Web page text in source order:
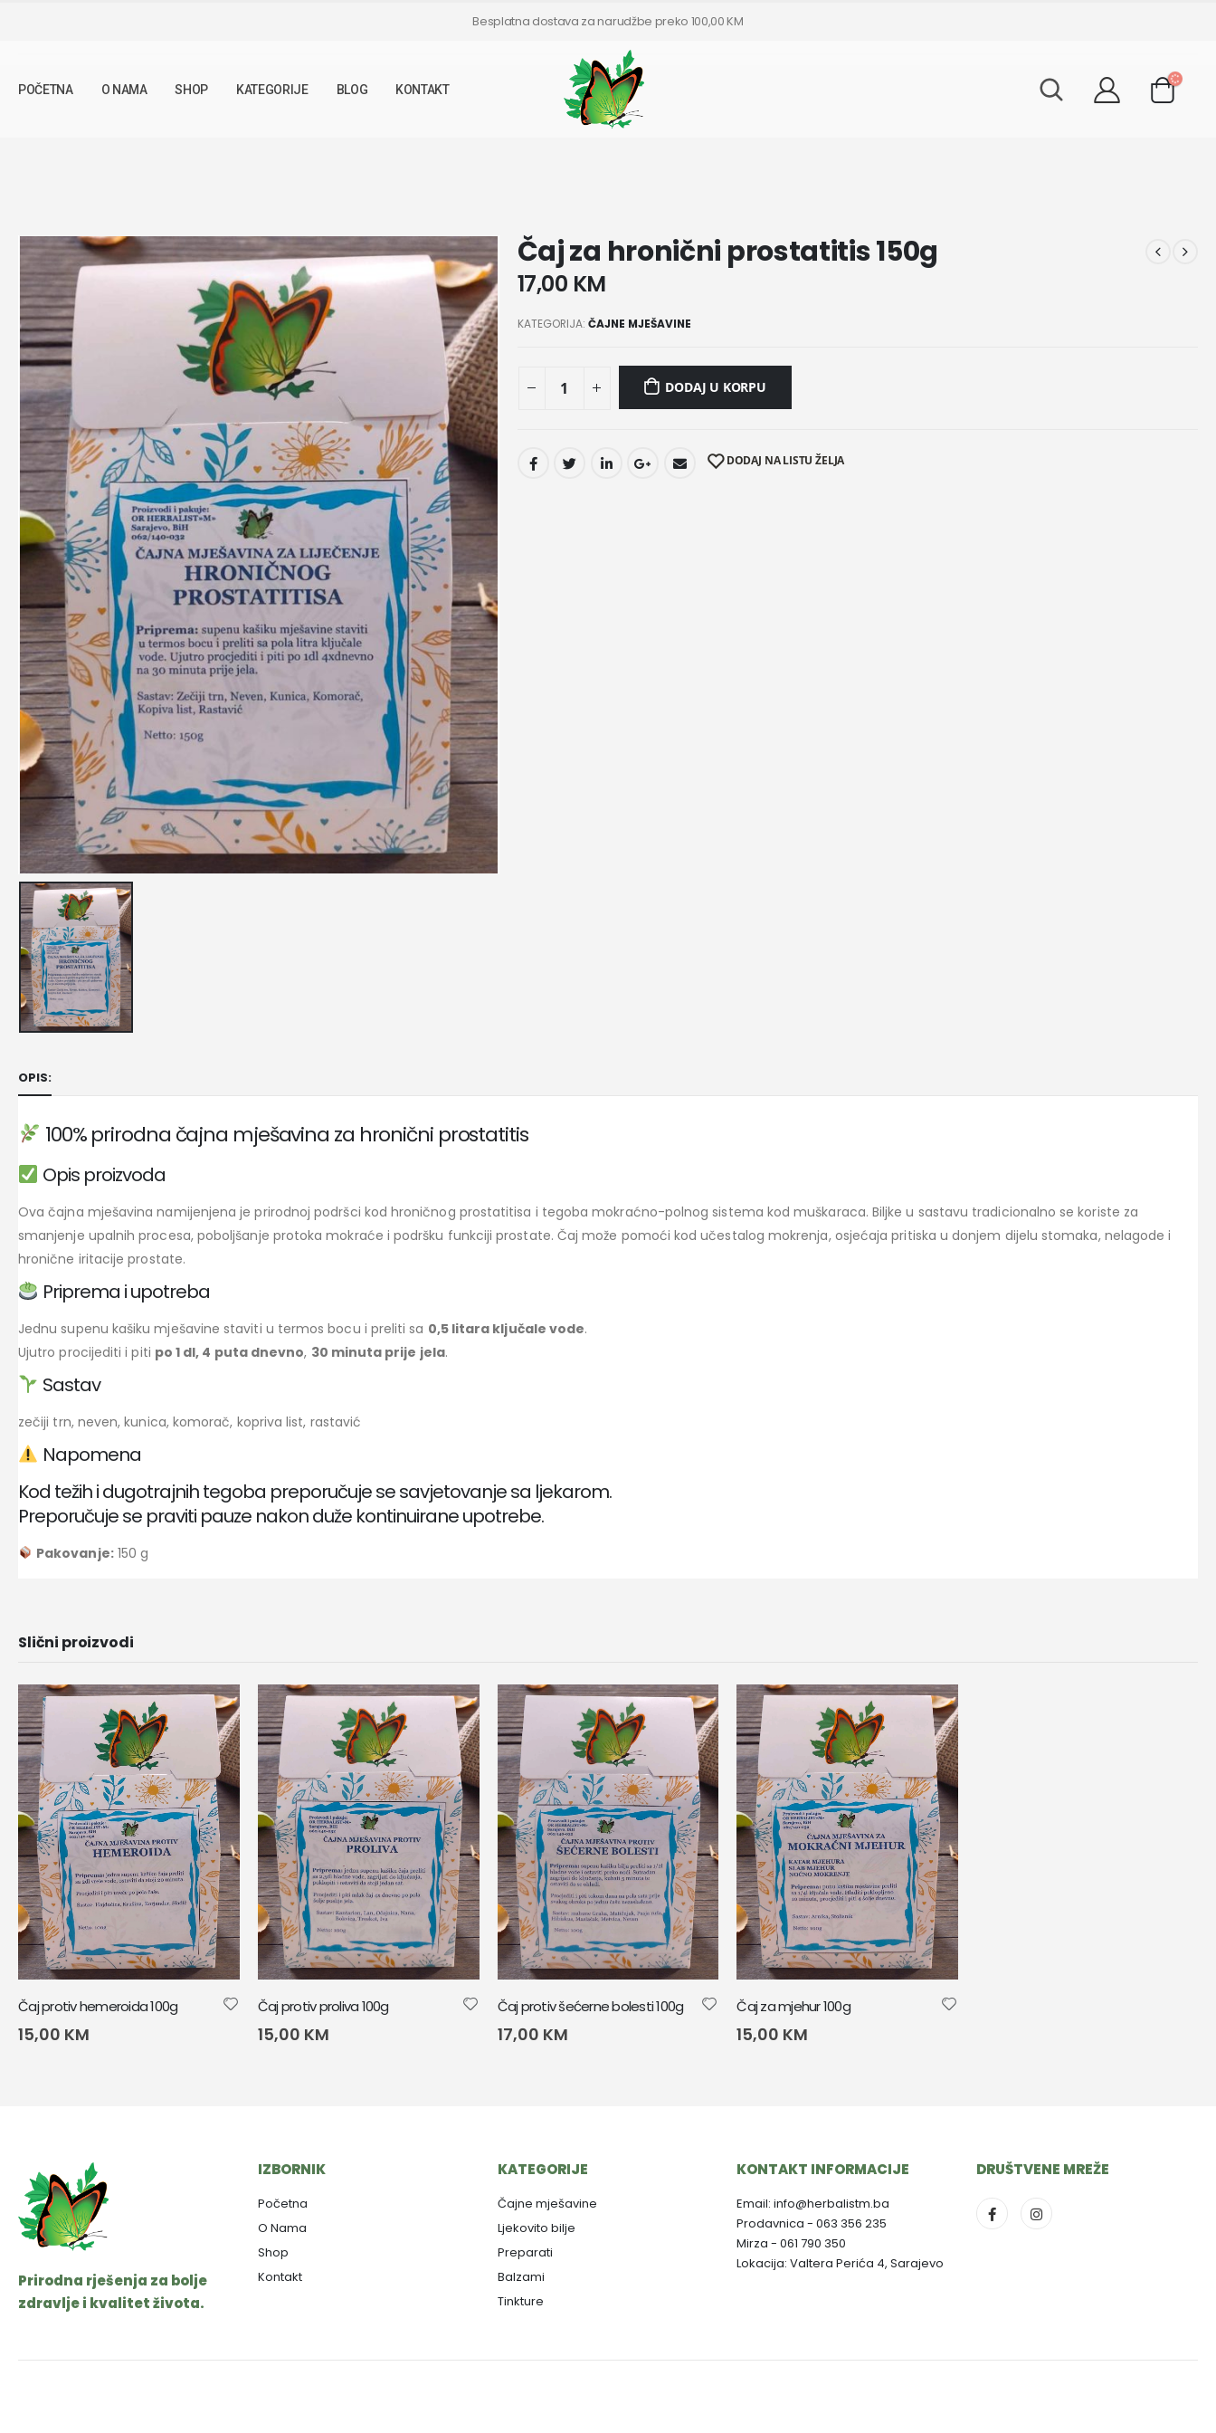
Besplatna dostava za narudžbe preko 100,00 KM
POČETNA O NAMA SHOP KATEGORIJE BLOG KONTAKT
Čaj za hronični prostatitis 150g
17,00 KM
KATEGORIJA: ČAJNE MJEŠAVINE
DODAJ U KORPU
DODAJ NA LISTU ŽELJA
OPIS:
100% prirodna čajna mješavina za hronični prostatitis
Opis proizvoda
Ova čajna mješavina namijenjena je prirodnoj podršci kod hroničnog prostatitisa i tegoba mokraćno-polnog sistema kod muškaraca. Biljke u sastavu tradicionalno se koriste za
smanjenje upalnih procesa, poboljšanje protoka mokraće i podršku funkciji prostate. Čaj može pomoći kod učestalog mokrenja, osjećaja pritiska u donjem dijelu stomaka, nelagode i
hronične iritacije prostate.
Priprema i upotreba
Jednu supenu kašiku mješavine staviti u termos bocu i preliti sa 0,5 litara ključale vode.
Ujutro procijediti i piti po 1 dl, 4 puta dnevno, 30 minuta prije jela.
Sastav
zečiji trn, neven, kunica, komorač, kopriva list, rastavić
Napomena
Kod težih i dugotrajnih tegoba preporučuje se savjetovanje sa ljekarom.
Preporučuje se praviti pauze nakon duže kontinuirane upotrebe.
Pakovanje:150 g
Slični proizvodi
Čaj protiv hemeroida 100g
15,00 KM
Čaj protiv proliva 100g
15,00 KM
Čaj protiv šećerne bolesti 100g
17,00 KM
Čaj za mjehur 100g
15,00 KM
Prirodna rješenja za bolje
zdravlje i kvalitet života.
IZBORNIK
Početna
O Nama
Shop
Kontakt
KATEGORIJE
Čajne mješavine
Ljekovito bilje
Preparati
Balzami
Tinkture
KONTAKT INFORMACIJE
Email: info@herbalistm.ba
Prodavnica - 063 356 235
Mirza - 061 790 350
Lokacija: Valtera Perića 4, Sarajevo
DRUŠTVENE MREŽE